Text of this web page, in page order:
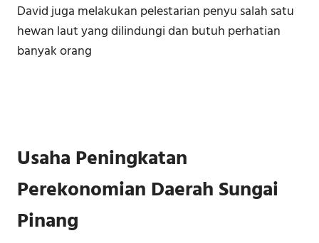
David juga melakukan pelestarian penyu salah satu
hewan laut yang dilindungi dan butuh perhatian
banyak orang
Usaha Peningkatan
Perekonomian Daerah Sungai
Pinang